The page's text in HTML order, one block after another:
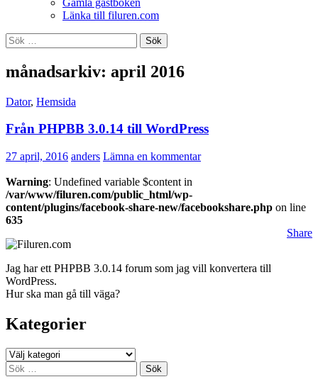
Länka till filuren.com
Sök
efter:
månadsarkiv: april 2016
Dator, Hemsida
Från PHPBB 3.0.14 till WordPress
27 april, 2016 anders Lämna en kommentar
Warning: Undefined variable $content in
/var/www/filuren.com/public_html/wp-
content/plugins/facebook-share-new/facebookshare.php on line
635
Share
Jag har ett PHPBB 3.0.14 forum som jag vill konvertera till
WordPress.
Hur ska man gå till väga?
Kategorier
Kategorier
Sök
efter: